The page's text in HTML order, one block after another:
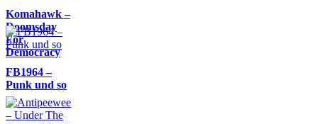
Komahawk –
Doomsday
For
Democracy
FB1964 –
Punk und so